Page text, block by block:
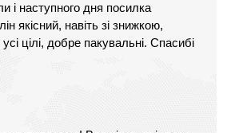
і наступного дня посилка
якісний, навіть зі знижкою,
цілі, добре пакувальні. Спасибі